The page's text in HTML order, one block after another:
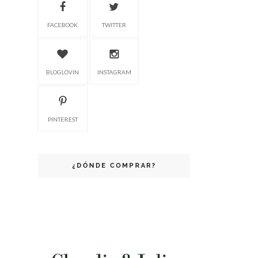
FACEBOOK TWITTER
BLOGLOVIN INSTAGRAM
PINTEREST
¿DÓNDE COMPRAR?